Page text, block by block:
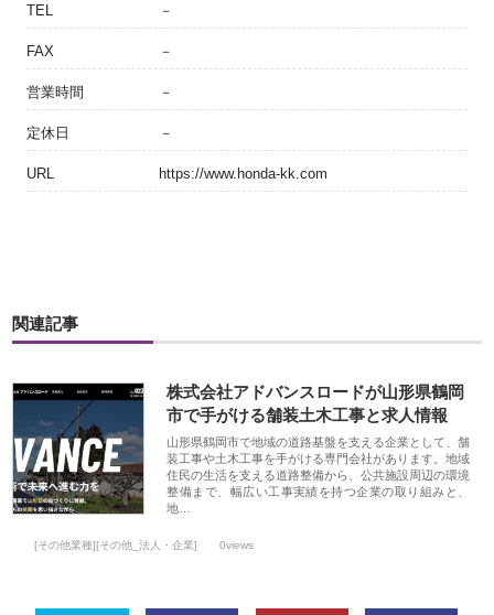
TEL －
FAX －
営業時間 －
定休日 －
URL https://www.honda-kk.com
関連記事
株式会社アドバンスロードが山形県鶴岡
市で手がける舗装土木工事と求人情報
山形県鶴岡市で地域の道路基盤を支える企業として、舗
装工事や土木工事を手がける専門会社があります。地域
住民の生活を支える道路整備から、公共施設周辺の環境
整備まで、幅広い工事実績を持つ企業の取り組みと、
地…
[その他業種][その他_法人・企業] 0views